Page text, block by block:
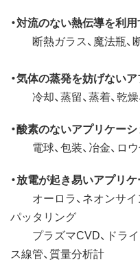
・対流のない熱伝導を利
断熱ガラス、魔法瓶、
・気体の蒸発を妨げない
冷却、蒸留、蒸着、乾燥
・酸素のないアプリケー
電球、包装、冶金、ロウ
・放電が起き易いアプリ
オーロラ、ネオンサイ
パッタリング
プラズマCVD、ドライ
ス線管、質量分析計